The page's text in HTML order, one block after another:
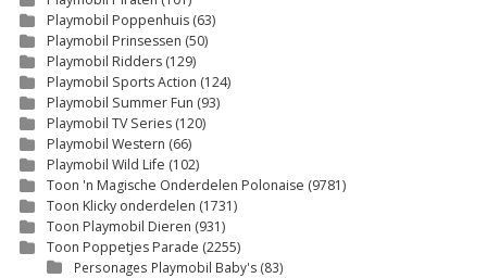
Playmobil Poppenhuis (63)
Playmobil Prinsessen (50)
Playmobil Ridders (129)
Playmobil Sports Action (124)
Playmobil Summer Fun (93)
Playmobil TV Series (120)
Playmobil Western (66)
Playmobil Wild Life (102)
Toon 'n Magische Onderdelen Polonaise (9781)
Toon Klicky onderdelen (1731)
Toon Playmobil Dieren (931)
Toon Poppetjes Parade (2255)
Personages Playmobil Baby's (83)